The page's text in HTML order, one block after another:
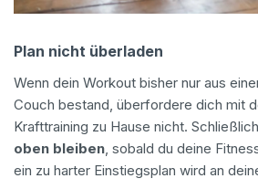
Plan nicht überladen
Wenn dein Workout bisher nur aus
Couch bestand, überfordere dich mit
Krafttraining zu Hause nicht.
oben bleiben, sobald du deine
ein zu harter Einstiegsplan wird an